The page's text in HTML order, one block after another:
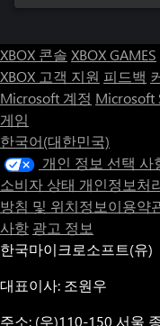
XBOX 콘솔 XBOX GAMES
XBOX 고객 지원 피드백
Microsoft 계정 Microsoft
게임
한국어(대한민국)
개인 정보 선택 사
소비자 상태 개인정보처
방침 및 위치정보이용약
사항 광고 정보
한국마이크로소프트(유)
대표이사: 조원우
주소: (우)110-150 서울